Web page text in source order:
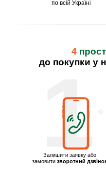
по всій Україні
1
Залишити заявку або
замовити зворотний
4
до покупки у